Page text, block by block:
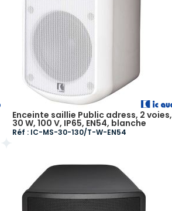
Enceinte saillie Public adress, 2 voies,
30 W, 100 V, IP65, EN54, blanche
Réf : IC-MS-30-130/T-W-EN54